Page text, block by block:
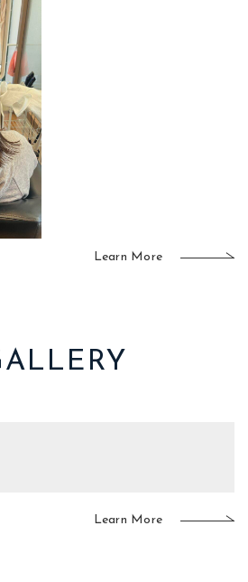
Learn More
Learn More